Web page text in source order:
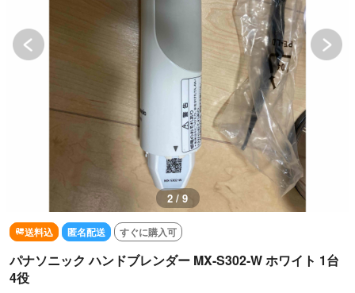
2 / 9
送料込 匿名配送 すぐに購入可
パナソニック ハンドブレンダー MX-S302-W ホワイト 1台
4役